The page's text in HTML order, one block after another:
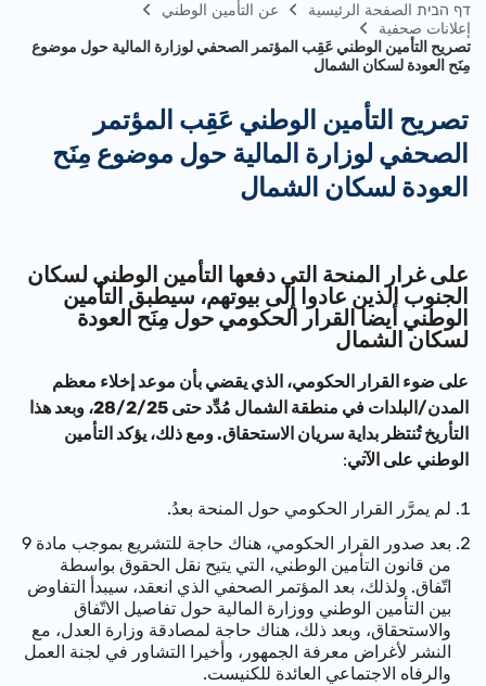
דף הבית الصفحة الرئيسية
عن التأمين الوطني
إعلانات صحفية
تصريح التأمين الوطني عَقِب المؤتمر الصحفي لوزارة المالية حول موضوع
مِنَح العودة لسكان الشمال
تصريح التأمين الوطني عَقِب المؤتمر
الصحفي لوزارة المالية حول موضوع مِنَح
العودة لسكان الشمال
​على غرار المنحة التي دفعها التأمين الوطني لسكان
الجنوب الذين عادوا إلى بيوتهم، سيطبق التأمين
الوطني أيضا القرار الحكومي حول مِنَح العودة
لسكان الشمال
على ضوء القرار الحكومي، الذي يقضي بأن موعد إخلاء معظم
المدن/البلدات في منطقة الشمال مُدِّد حتى 28/2/25، وبعد هذا
التأريخ تُنتظر بداية سريان الاستحقاق. ومع ذلك، يؤكد التأمين
الوطني على الآتي:
لم يمرَّر القرار الحكومي حول المنحة بعدُ.
بعد صدور القرار الحكومي، هناك حاجة للتشريع بموجب مادة 9
من قانون التأمين الوطني، التي يتيح نقل الحقوق بواسطة
اتّفاق. ولذلك، بعد المؤتمر الصحفي الذي انعقد، سيبدأ التفاوض
بين التأمين الوطني ووزارة المالية حول تفاصيل الاتّفاق
والاستحقاق، وبعد ذلك، هناك حاجة لمصادقة وزارة العدل، مع
النشر لأغراض معرفة الجمهور، وأخيرا التشاور في لجنة العمل
والرفاه الاجتماعي العائدة للكنيست.